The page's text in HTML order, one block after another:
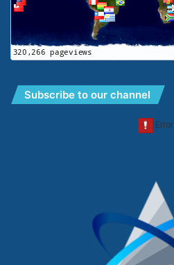
Subscribe to our channel